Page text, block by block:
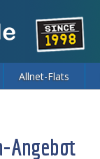
Allnet-Flats
Angebot